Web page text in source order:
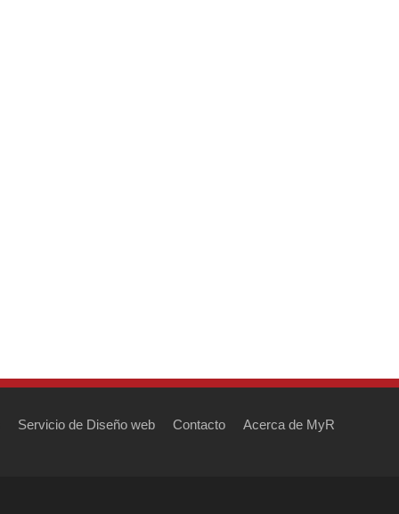
Servicio de Diseño web Contacto Acerca de MyR